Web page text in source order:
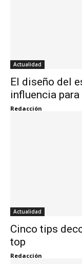
Actualidad
El diseño del
influencia
Redacción
Actualidad
Cinco tips
top
Redacción